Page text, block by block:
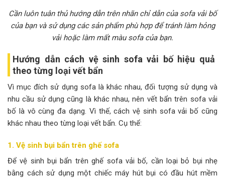
Cần luôn tuân thủ hướng dẫn trên nhãn chỉ dẫn của sofa vải bố
của bạn và sử dụng các sản phẩm phù hợp để tránh làm hỏng
vải hoặc làm mất màu sofa của bạn.
Hướng dẫn cách vệ sinh sofa vải bố hiệu quả
theo từng loại vết bẩn
Vì mục đích sử dụng sofa là khác nhau, đối tượng sử dụng và
nhu cầu sử dụng cũng là khác nhau, nên vết bẩn trên sofa vải
bố là vô cùng đa dạng. Vì thế, cách vệ sinh sofa vải bố cũng
khác nhau theo từng loại vết bẩn. Cụ thể:
1. Vệ sinh bụi bẩn trên ghế sofa
Để vệ sinh bụi bẩn trên ghế sofa vải bố, cần loại bỏ bụi nhẹ
bằng cách sử dụng một chiếc máy hút bụi có đầu hút mềm